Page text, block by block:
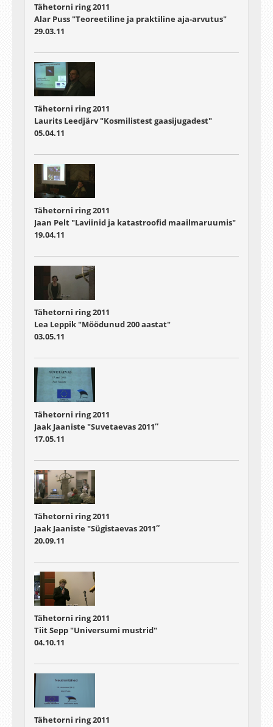
Tähetorni ring 2011
Alar Puss "Teoreetiline ja praktiline aja-arvutus"
29.03.11
Tähetorni ring 2011
Laurits Leedjärv "Kosmilistest gaasijugadest"
05.04.11
Tähetorni ring 2011
Jaan Pelt "Laviinid ja katastroofid maailmaruumis"
19.04.11
Tähetorni ring 2011
Lea Leppik "Möödunud 200 aastat"
03.05.11
Tähetorni ring 2011
Jaak Jaaniste "Suvetaevas 2011″
17.05.11
Tähetorni ring 2011
Jaak Jaaniste "Sügistaevas 2011″
20.09.11
Tähetorni ring 2011
Tiit Sepp "Universumi mustrid"
04.10.11
Tähetorni ring 2011